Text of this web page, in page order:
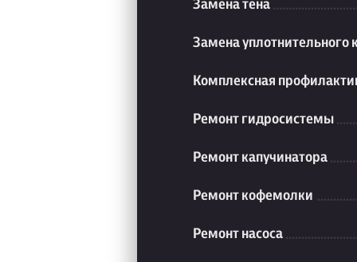
Замена тена
Замена уплотнительного
Комплексная
Ремонт гидросистемы
Ремонт капучинатора
Ремонт кофемолки
Ремонт насоса